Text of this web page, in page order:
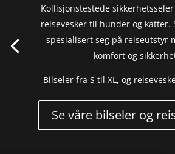
Kollisjonstestede
reisevesker til hunder og katter.
spesialisert seg på reiseutstyr
komfort og
Bilseler fra S til XL, og
Se våre bilseler og